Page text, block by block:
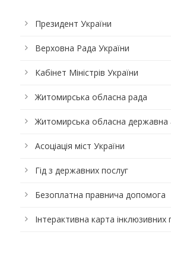
Президент України
Верховна Рада України
Кабінет Міністрів України
Житомирська обласна рада
Житомирська обласна державна
Асоціація міст України
Гід з державних послуг
Безоплатна правнича допомога
Інтерактивна карта інклюзивних